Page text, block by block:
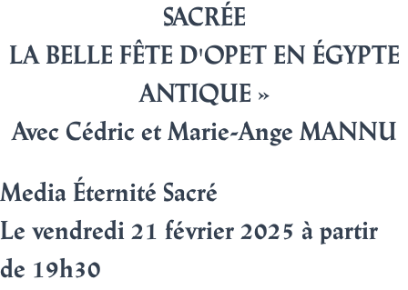
SACRÉE
LA BELLE FÊTE D'OPET EN ÉGYPTE
ANTIQUE »
Avec Cédric et Marie-Ange MANNU
Media Éternité Sacré
Le vendredi 21 février 2025 à partir
de 19h30